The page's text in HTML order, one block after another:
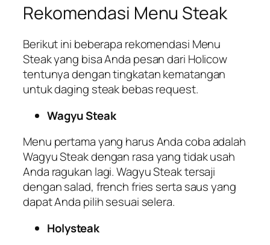
Rekomendasi Menu Steak
Berikut ini beberapa rekomendasi Menu
Steak yang bisa Anda pesan dari Holicow
tentunya dengan tingkatan kematangan
untuk daging steak bebas request.
Wagyu Steak
Menu pertama yang harus Anda coba adalah
Wagyu Steak dengan rasa yang tidak usah
Anda ragukan lagi. Wagyu Steak tersaji
dengan salad, french fries serta saus yang
dapat Anda pilih sesuai selera.
Holysteak